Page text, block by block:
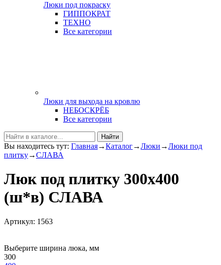
Люки под покраску
ГИППОКРАТ
ТЕХНО
Все категории
Люки для выхода на кровлю
НЕБОСКРЁБ
Все категории
Найти
Вы находитесь тут: Главная→Каталог→Люки →Люки под
плитку→СЛАВА
Люк под плитку 300х400
(ш*в) СЛАВА
Артикул: 1563
Выберите ширина люка, мм
300